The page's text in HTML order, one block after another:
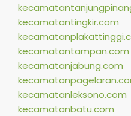
kecamatantingkir.com
kecamatantampan.com
kecamatanjabung.com
kecamatanleksono.com
kecamatanbatu.com